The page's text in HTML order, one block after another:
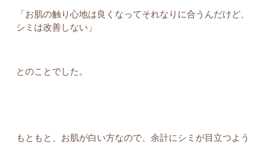
「お肌の触り心地は良くなってそれなりに合うんだけど、
シミは改善しない」
とのことでした。
もともと、お肌が白い方なので、余計にシミが目立つよう